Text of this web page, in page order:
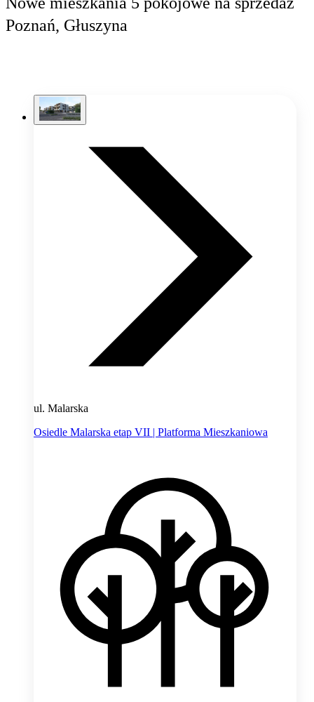
Poznań, Głuszyna
ul. Malarska
Osiedle Malarska etap VII | Platforma Mieszkaniowa